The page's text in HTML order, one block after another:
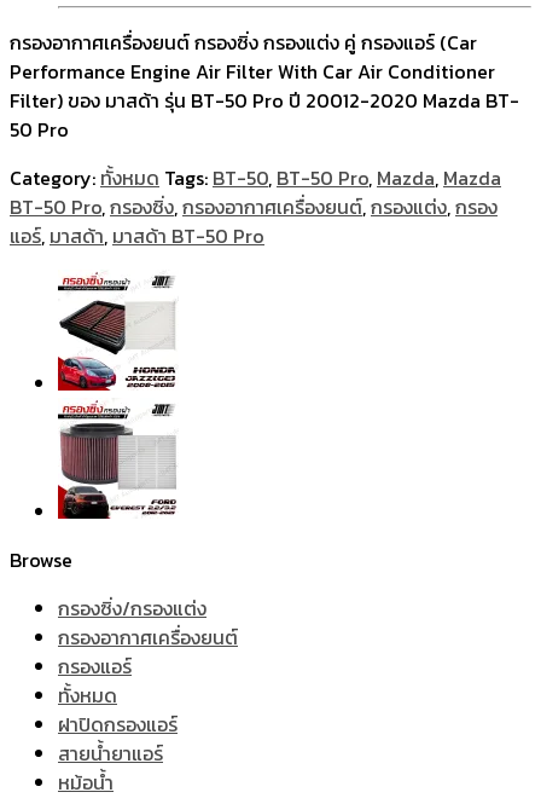
กรองอากาศเครื่องยนต์ กรองซิ่ง กรองแต่ง คู่ กรองแอร์ (Car
Performance Engine Air Filter With Car Air Conditioner
Filter) ของ มาสด้า รุ่น BT-50 Pro ปี 20012-2020 Mazda BT-
50 Pro
Category: ทั้งหมด Tags: BT-50, BT-50 Pro, Mazda, Mazda
BT-50 Pro,กรองซิ่ง,กรองอากาศเครื่องยนต์,กรองแต่ง,กรอง
แอร์, มาสด้า, มาสด้า BT-50 Pro
Browse
กรองซิ่ง/กรองแต่ง
กรองอากาศเครื่องยนต์
กรองแอร์
ทั้งหมด
ฝาปิดกรองแอร์
สายน้ำยาแอร์
หม้อน้ำ